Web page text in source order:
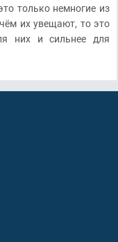
только немногие из
их увещают, то это
них и сильнее для